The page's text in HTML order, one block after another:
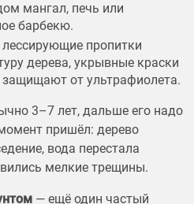
мангал, печь или
барбекю.
пропитки
дерева, укрывные краски
защищают от ультрафиолета.
3–7 лет, дальше его надо
пришёл: дерево
вода перестала
мелкие трещины.
— ещё один частый